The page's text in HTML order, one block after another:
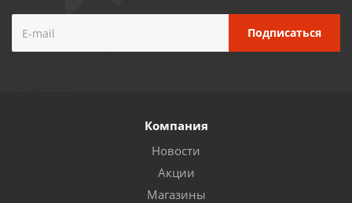
Компания
Новости
Акции
Магазины